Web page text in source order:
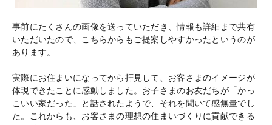
事前にたくさんの画像を送っていただき、情報も詳細まで共有
いただいたので、こちらからもご提案しやすかったというのが
あります。
実際にお住まいになってから拝見して、お客さまのイメージが
体現できたことに感動しました。お子さまのお友だちが「かっ
こいい家だった」と話されたようで、それを聞いて感無量でし
た。これからも、お客さまの理想の住まいづくりに貢献できる